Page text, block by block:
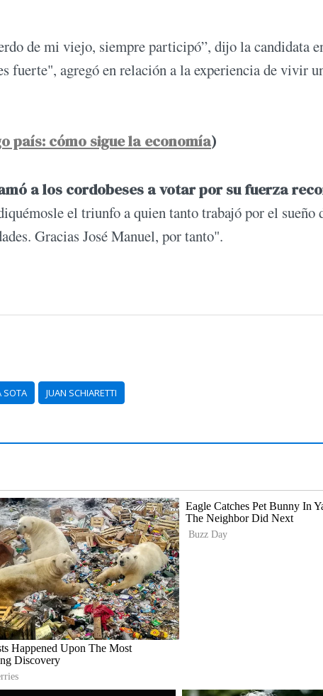
de mi viejo, siempre participó”, dijo la candidata
fuerte", agregó en relación a la experiencia de vivir
país: cómo sigue la economía)
a los cordobeses a votar por su fuerza
el triunfo a quien tanto trabajó por el sueño
Gracias José Manuel, por tanto".
SOTA JUAN SCHIARETTI